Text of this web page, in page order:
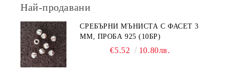
Най-продавани
СРЕБЪРНИ МЪНИСТА С ФАСЕТ 3
ММ, ПРОБА 925 (10БР)
€5.52 10.80лв.